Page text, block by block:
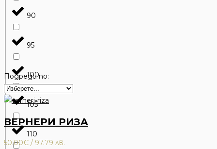
90
95
100
105
110
Подреди по:
ВЕРНЕРИ РИЗА
50.00€ / 97.79 лв.